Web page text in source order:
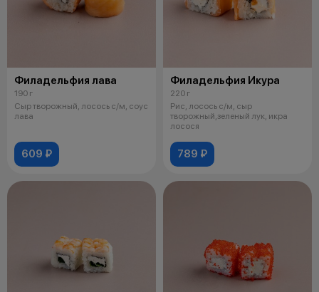
Филадельфия лава
190 г
Сыр творожный, лосось с/м, соус
лава
609 ₽
Филадельфия Икура
220 г
Рис, лосось с/м, сыр
творожный,зеленый лук, икра
лосося
789 ₽